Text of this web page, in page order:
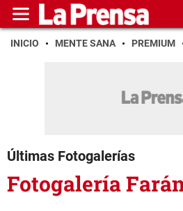
INICIO MENTE SANA PREMIUM
Últimas Fotogalerías
Fotogalería